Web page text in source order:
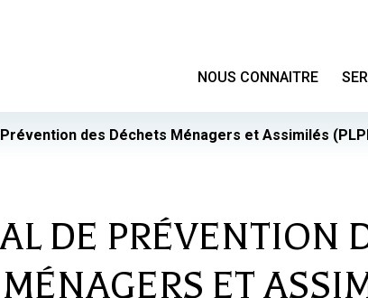
NOUS CONNAITRE
des Déchets Ménagers et Assimilés
DE PRÉVENTION
ET